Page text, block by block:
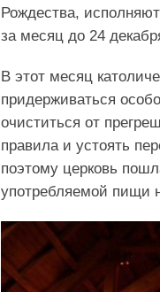
Рождества,
за месяц до 24
В этот месяц
придерживаться
очиститься от
правила и устоять
поэтому церковь
употребляемой пищи